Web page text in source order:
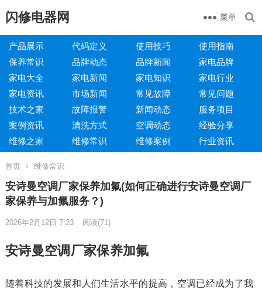
闪修电器网 菜单
产品展示 代码定义 使用技巧
使用指南
保养常识
品牌动态 品牌新闻
家电品牌
家电大全
家电新闻 家电知识
家电行业
家电资讯
市场新闻 常见故障
常见问题
技术之家
故障报警 新闻动态
服务项目
案例资讯
清洗方式 空调动态
经验分享
维修之家
维修常识 维修案例 行业资讯
首页 维修常识
安诗曼空调厂家保养加氟(如何正确进行安诗曼空调厂
家保养与加氟服务？)
2026年2月12日 7:23 阅读(71)
安诗曼空调厂家保养加氟
随着科技的发展和人们生活水平的提高，空调已经成为了我